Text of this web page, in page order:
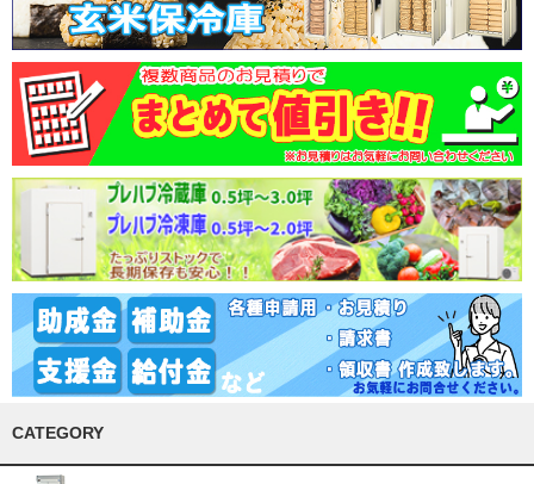
CATEGORY